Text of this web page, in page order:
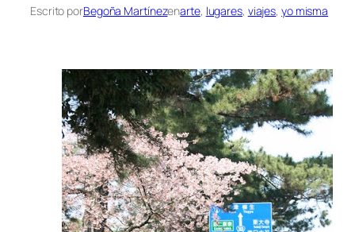
Escrito porBegoña Martínezenarte, lugares, viajes, yo misma